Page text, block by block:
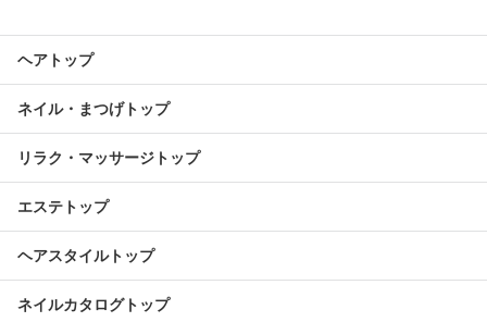
ヘアトップ
ネイル・まつげトップ
リラク・マッサージトップ
エステトップ
ヘアスタイルトップ
ネイルカタログトップ